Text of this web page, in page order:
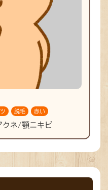
脱毛 赤い
クネ/顎ニキビ